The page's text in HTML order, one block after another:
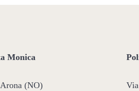
Monica
(NO)